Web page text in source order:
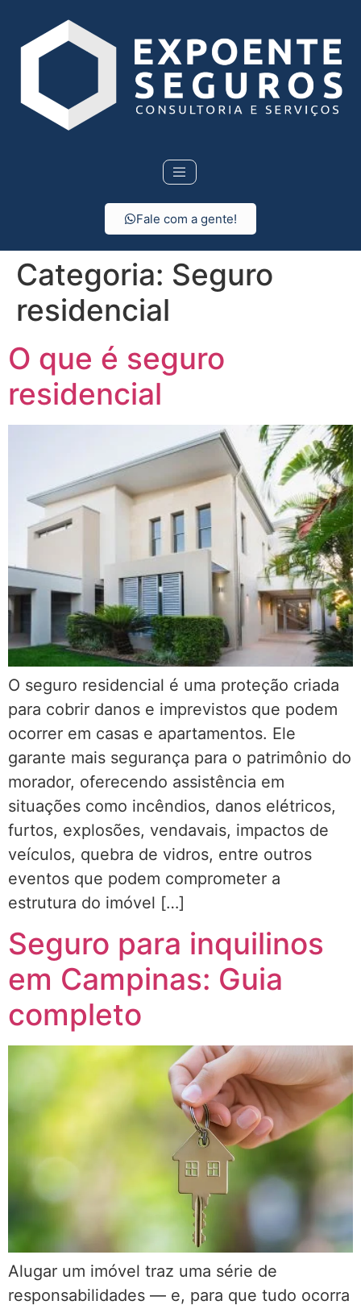
Fale com a gente!
Categoria: Seguro
residencial
O que é seguro
residencial
O seguro residencial é uma proteção criada
para cobrir danos e imprevistos que podem
ocorrer em casas e apartamentos. Ele
garante mais segurança para o patrimônio do
morador, oferecendo assistência em
situações como incêndios, danos elétricos,
furtos, explosões, vendavais, impactos de
veículos, quebra de vidros, entre outros
eventos que podem comprometer a
estrutura do imóvel […]
Seguro para inquilinos
em Campinas: Guia
completo
Alugar um imóvel traz uma série de
responsabilidades — e, para que tudo ocorra